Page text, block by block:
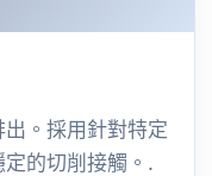
。採用針對特定
的切削接觸。.